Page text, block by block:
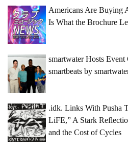
Americans Are Buying
Is What the Brochure
smartwater Hosts
smartbeats by
.idk. Links With Pusha
LiFE,” A Stark
and the Cost of Cycles